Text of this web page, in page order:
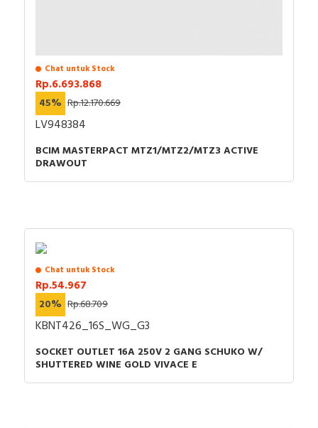
Chat untuk Stock
Rp.6.693.868
45% Rp.12.170.669
LV948384
BCIM MASTERPACT MTZ1/MTZ2/MTZ3 ACTIVE
DRAWOUT
Chat untuk Stock
Rp.54.967
20% Rp.68.709
KBNT426_16S_WG_G3
SOCKET OUTLET 16A 250V 2 GANG SCHUKO W/
SHUTTERED WINE GOLD VIVACE E